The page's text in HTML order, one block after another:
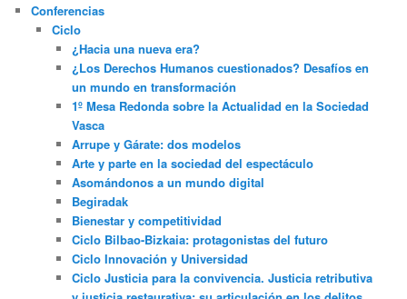
Conferencias
Ciclo
¿Hacia una nueva era?
¿Los Derechos Humanos cuestionados? Desafíos en
un mundo en transformación
1º Mesa Redonda sobre la Actualidad en la Sociedad
Vasca
Arrupe y Gárate: dos modelos
Arte y parte en la sociedad del espectáculo
Asomándonos a un mundo digital
Begiradak
Bienestar y competitividad
Ciclo Bilbao-Bizkaia: protagonistas del futuro
Ciclo Innovación y Universidad
Ciclo Justicia para la convivencia. Justicia retributiva